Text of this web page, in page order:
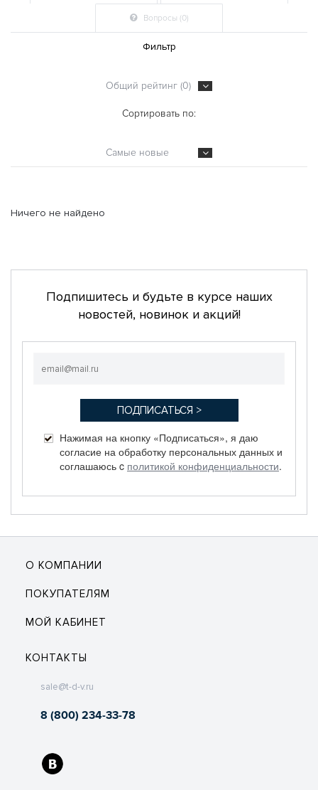
Вопросы (0)
Фильтр
Общий рейтинг (0)
Сортировать по:
Самые новые
Ничего не найдено
Подпишитесь и будьте в курсе наших
новостей, новинок и акций!
Нажимая на кнопку «Подписаться», я даю
согласие на обработку персональных данных и
соглашаюсь c политикой конфиденциальности.
О КОМПАНИИ
ПОКУПАТЕЛЯМ
МОЙ КАБИНЕТ
КОНТАКТЫ
sale@t-d-v.ru
8 (800) 234-33-78